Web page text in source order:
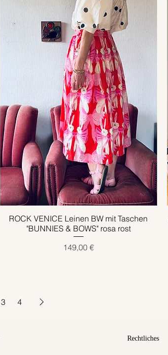
Schnellansicht
ROCK VENICE Leinen BW mit Taschen
"BUNNIES & BOWS" rosa rost
Preis
149,00 €
3 4
Rechtliches